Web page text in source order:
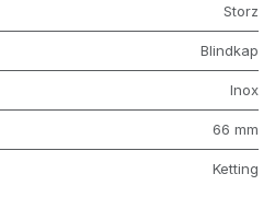
Storz
Blindkap
Inox
66 mm
Ketting